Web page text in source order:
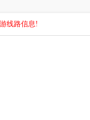
线路信息!